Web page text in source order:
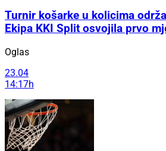
Turnir košarke u kolicima
Ekipa KKI Split osvojila prvo
Oglas
23.04
14:17h